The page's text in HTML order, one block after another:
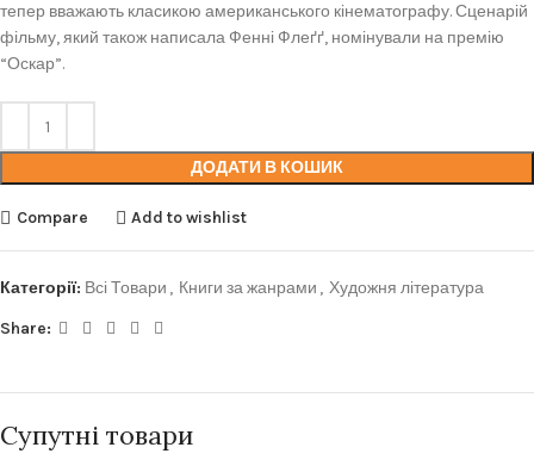
тепер вважають класикою американського кінематографу. Сценарій
фільму, який також написала Фенні Флеґґ, номінували на премію
“Оскар”.
ДОДАТИ В КОШИК
Compare Add to wishlist
Категорії: Всі Товари , Книги за жанрами , Художня література
Share:
Супутні товари